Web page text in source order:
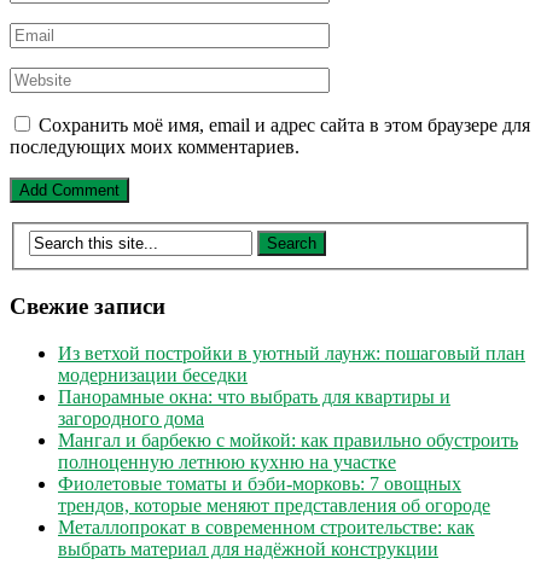
Сохранить моё имя, email и адрес сайта в этом браузере для
последующих моих комментариев.
Свежие записи
Из ветхой постройки в уютный лаунж: пошаговый план
модернизации беседки
Панорамные окна: что выбрать для квартиры и
загородного дома
Мангал и барбекю с мойкой: как правильно обустроить
полноценную летнюю кухню на участке
Фиолетовые томаты и бэби-морковь: 7 овощных
трендов, которые меняют представления об огороде
Металлопрокат в современном строительстве: как
выбрать материал для надёжной конструкции